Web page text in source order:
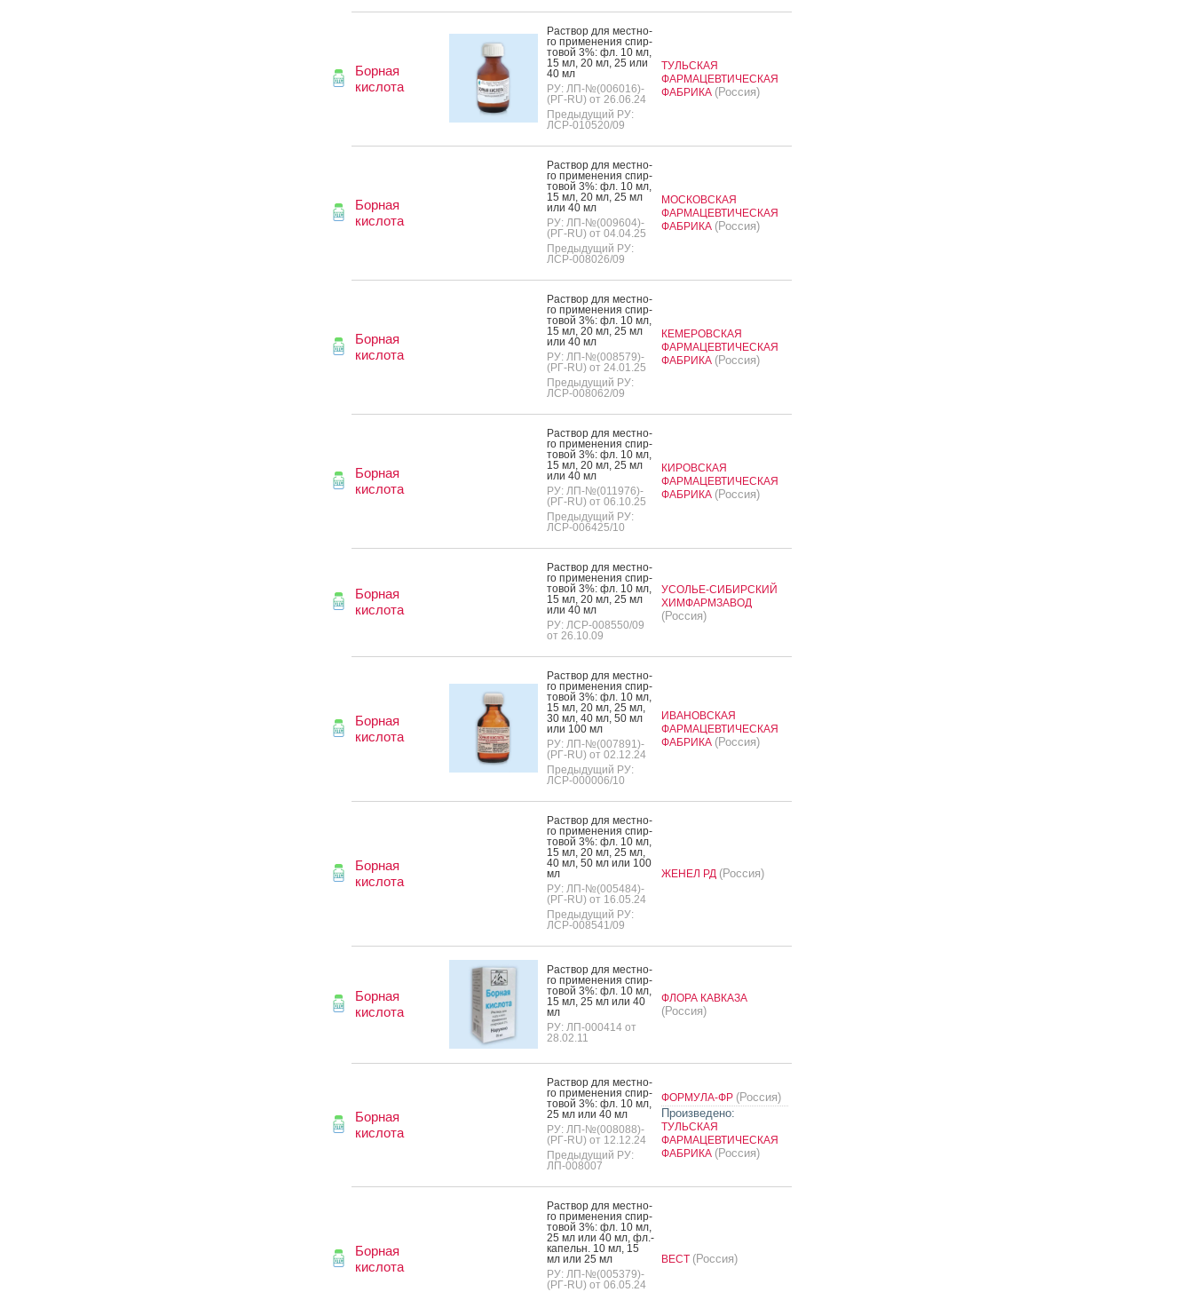
Борная
кислота
Рас­твор для мес­тно­
го при­мене­ния спир­
то­вой 3%: фл. 10 мл,
15 мл, 20 мл, 25 или
40 мл
РУ: ЛП-№(006016)-
(РГ-RU) от 26.06.24
Предыдущий РУ:
ЛСР-010520/09
ТУЛЬСКАЯ
ФАРМАЦЕВТИЧЕСКАЯ
ФАБРИКА (Россия)
Борная
кислота
Рас­твор для мес­тно­
го при­мене­ния спир­
то­вой 3%: фл. 10 мл,
15 мл, 20 мл, 25 мл
или 40 мл
РУ: ЛП-№(009604)-
(РГ-RU) от 04.04.25
Предыдущий РУ:
ЛСР-008026/09
МОСКОВСКАЯ
ФАРМАЦЕВТИЧЕСКАЯ
ФАБРИКА (Россия)
Борная
кислота
Рас­твор для мес­тно­
го при­мене­ния спир­
то­вой 3%: фл. 10 мл,
15 мл, 20 мл, 25 мл
или 40 мл
РУ: ЛП-№(008579)-
(РГ-RU) от 24.01.25
Предыдущий РУ:
ЛСР-008062/09
КЕМЕРОВСКАЯ
ФАРМАЦЕВТИЧЕСКАЯ
ФАБРИКА (Россия)
Борная
кислота
Рас­твор для мес­тно­
го при­мене­ния спир­
то­вой 3%: фл. 10 мл,
15 мл, 20 мл, 25 мл
или 40 мл
РУ: ЛП-№(011976)-
(РГ-RU) от 06.10.25
Предыдущий РУ:
ЛСР-006425/10
КИРОВСКАЯ
ФАРМАЦЕВТИЧЕСКАЯ
ФАБРИКА (Россия)
Борная
кислота
Рас­твор для мес­тно­
го при­мене­ния спир­
то­вой 3%: фл. 10 мл,
15 мл, 20 мл, 25 мл
или 40 мл
РУ: ЛСР-008550/09
от 26.10.09
УСОЛЬЕ-СИБИРСКИЙ
ХИМФАРМЗАВОД
(Россия)
Борная
кислота
Рас­твор для мес­тно­
го при­мене­ния спир­
то­вой 3%: фл. 10 мл,
15 мл, 20 мл, 25 мл,
30 мл, 40 мл, 50 мл
или 100 мл
РУ: ЛП-№(007891)-
(РГ-RU) от 02.12.24
Предыдущий РУ:
ЛСР-000006/10
ИВАНОВСКАЯ
ФАРМАЦЕВТИЧЕСКАЯ
ФАБРИКА (Россия)
Борная
кислота
Рас­твор для мес­тно­
го при­мене­ния спир­
то­вой 3%: фл. 10 мл,
15 мл, 20 мл, 25 мл,
40 мл, 50 мл или 100
мл
РУ: ЛП-№(005484)-
(РГ-RU) от 16.05.24
Предыдущий РУ:
ЛСР-008541/09
ЖЕНЕЛ РД (Россия)
Борная
кислота
Рас­твор для мес­тно­
го при­мене­ния спир­
то­вой 3%: фл. 10 мл,
15 мл, 25 мл или 40
мл
РУ: ЛП-000414 от
28.02.11
ФЛОРА КАВКАЗА
(Россия)
Борная
кислота
Рас­твор для мес­тно­
го при­мене­ния спир­
то­вой 3%: фл. 10 мл,
25 мл или 40 мл
РУ: ЛП-№(008088)-
(РГ-RU) от 12.12.24
Предыдущий РУ:
ЛП-008007
ФОРМУЛА-ФР (Россия)
Произведено:
ТУЛЬСКАЯ
ФАРМАЦЕВТИЧЕСКАЯ
ФАБРИКА (Россия)
Борная
кислота
Рас­твор для мес­тно­
го при­мене­ния спир­
то­вой 3%: фл. 10 мл,
25 мл или 40 мл, фл.-
ка­пельн. 10 мл, 15
мл или 25 мл
РУ: ЛП-№(005379)-
(РГ-RU) от 06.05.24
ВЕСТ (Россия)